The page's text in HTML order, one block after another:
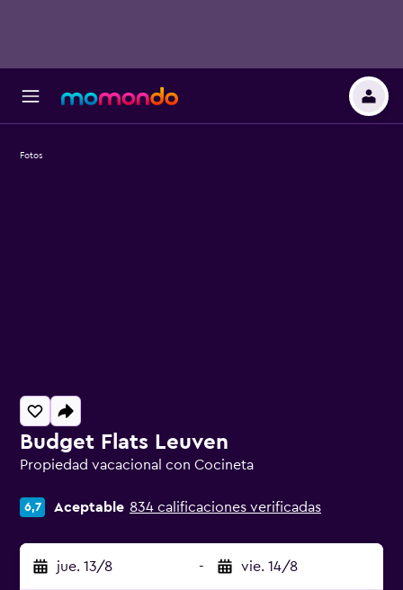
Budget Flats Leuven
Propiedad vacacional con Cocineta
6,7 Aceptable 834 calificaciones verificadas
jue. 13/8 - vie. 14/8
Fotos